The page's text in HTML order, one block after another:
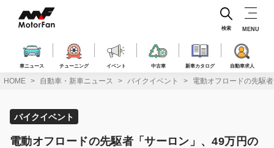
ス
車ニュース チューニング イベント 中古車 新車カタログ 自動車求人
検索 MENU
HOME 自動車・新車ニュース バイクイベント 電動オフロードの先駆
バイクイベント
電動オフロードの先駆者「サーロン」、49万円の